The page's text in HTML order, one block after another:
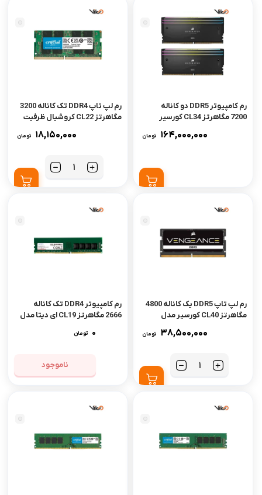
رم کامپیوتر DDR5 دو کاناله
7200 مگاهرتز CL34 کورسیر
TITANIUM RGB ظرفیت 32
164,000,000 تومان
رم لپ تاپ DDR4 تک کاناله 3200
مگاهرتز CL22 کروشیال ظرفیت
18,150,000 تومان
تعداد
رم لپ تاپ DDR5 یک کاناله 4800
مگاهرتز CL40 کورسیر مدل
VENGEANCE ظرفیت 16
38,500,000 تومان
تعداد
رم کامپیوتر DDR4 تک کاناله
2666 مگاهرتز CL19 ای دیتا مدل
0 تومان
ناموجود